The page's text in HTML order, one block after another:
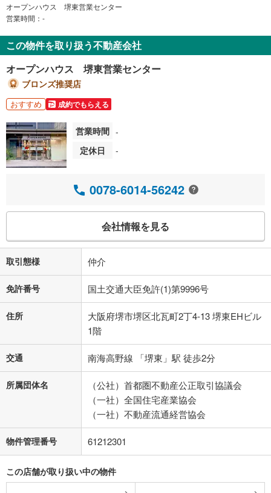
オープンハウス 堺東営業センター
営業時間：-
この物件を取り扱う不動産会社
オープンハウス 堺東営業センター
ブロンズ推奨店
おすすめ 成約でもらえる
営業時間 -
定休日
-
0078-6014-56242
会社情報を見る
取引態様 仲介
免許番号 国土交通大臣免許(1)第9996号
住所
大阪府堺市堺区北瓦町2丁4-13 堺東EHビル
1階
交通 南海高野線 「堺東」駅 徒歩2分
所属団体名
（公社）首都圏不動産公正取引協議会
（一社）全国住宅産業協会
（一社）不動産流通経営協会
物件管理番号 61212301
この店舗が取り扱い中の物件